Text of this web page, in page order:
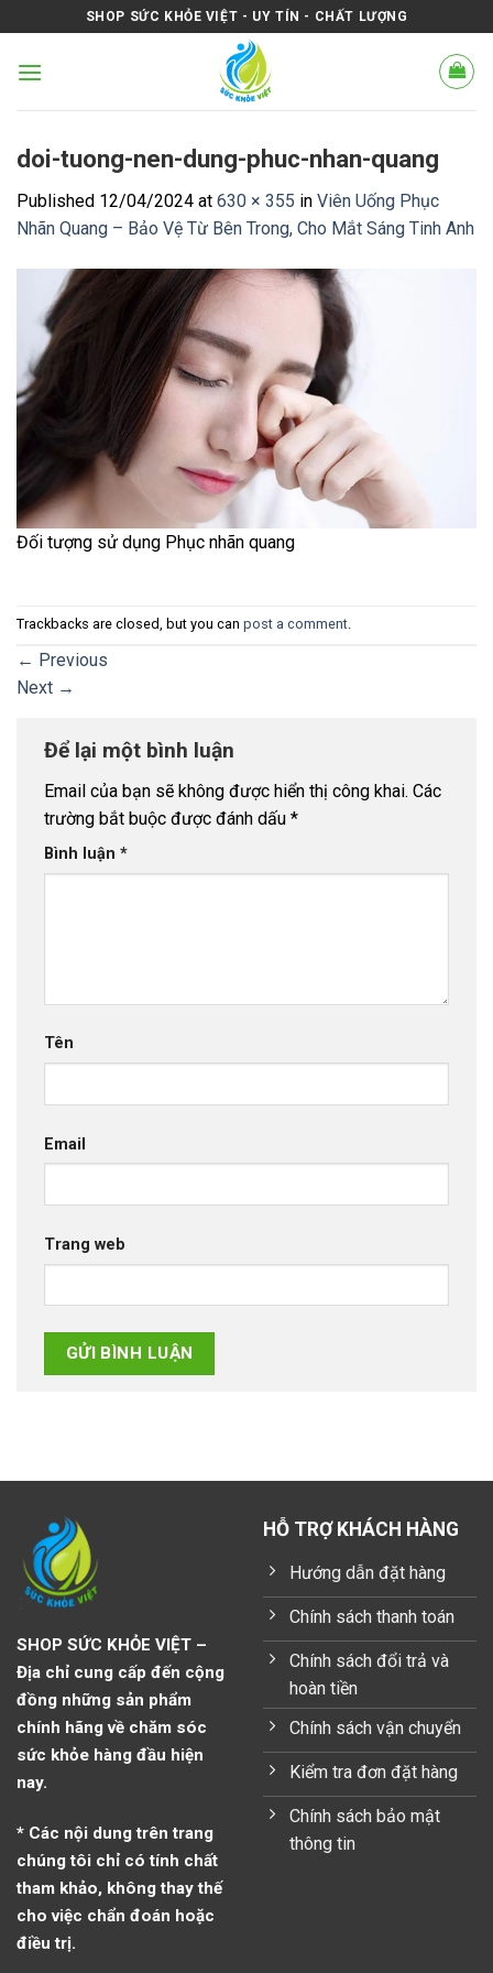
to
content
SHOP SỨC KHỎE VIỆT - UY TÍN - CHẤT LƯỢNG
doi-tuong-nen-dung-phuc-nhan-quang
Published 12/04/2024 at 630 × 355 in Viên Uống Phục
Nhãn Quang – Bảo Vệ Từ Bên Trong, Cho Mắt Sáng Tinh Anh
Đối tượng sử dụng Phục nhãn quang
Trackbacks are closed, but you can post a comment
← Previous
Next →
Để lại một bình luận
Email của bạn sẽ không được hiển thị công khai. Các
trường bắt buộc được đánh dấu *
Bình luận *
Tên
Email
Trang web
SHOP SỨC KHỎE VIỆT –
Địa chỉ cung cấp đến cộng
đồng những sản phẩm
chính hãng về chăm sóc
sức khỏe hàng đầu hiện
nay.
* Các nội dung trên trang
chúng tôi chỉ có tính chất
tham khảo, không thay thế
cho việc chẩn đoán hoặc
điều trị.
HỖ TRỢ KHÁCH HÀNG
Hướng dẫn đặt hàng
Chính sách thanh toán
Chính sách đổi trả và
hoàn tiền
Chính sách vận chuyển
Kiểm tra đơn đặt hàng
Chính sách bảo mật
thông tin